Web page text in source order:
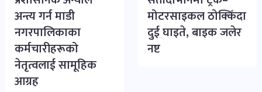
अन्त्य गर्न माडी
नगरपालिकाका
कर्मचारीहरूको
नेतृत्वलाई सामूहिक
आग्रह
मोटरसाइकल ठोक्किँदा
दुई घाइते, बाइक जलेर
नष्ट